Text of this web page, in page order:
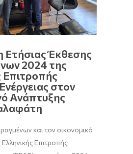
Έκθεσης
2024 της
Επιτροπής
στον
Ανάπτυξης
και τον οικονομικό
Επιτροπής